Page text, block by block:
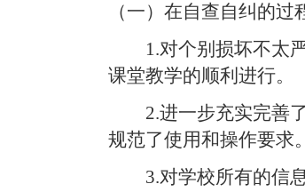
（一）在自查自纠的过
1.对个别损坏不太
课堂教学的顺利进行。
2.进一步充实完善
规范了使用和操作要求。
3.对学校所有的信